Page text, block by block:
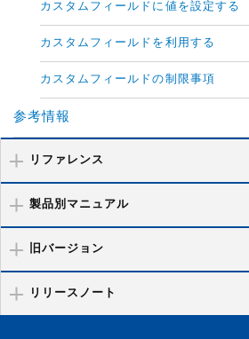
カスタムフィールドに値を設定する
カスタムフィールドを利用する
カスタムフィールドの制限事項
参考情報
リファレンス
製品別マニュアル
旧バージョン
リリースノート